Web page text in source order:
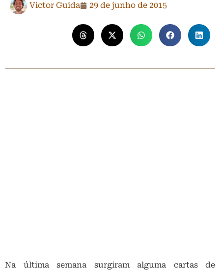
Victor Guida 29 de junho de 2015
Na última semana surgiram alguma cartas de